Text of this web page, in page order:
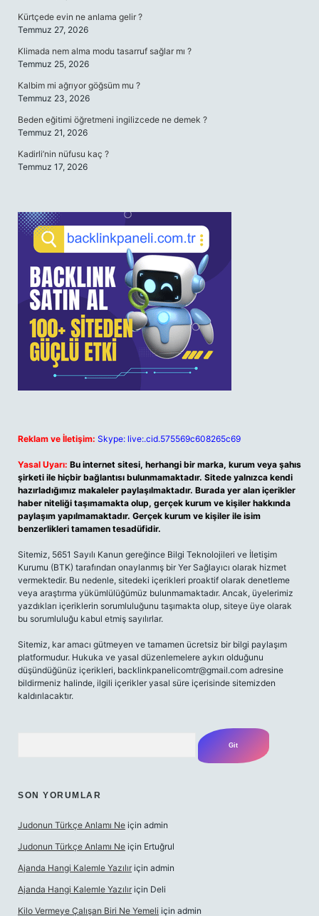
Kürtçede evin ne anlama gelir ?
Temmuz 27, 2026
Klimada nem alma modu tasarruf sağlar mı ?
Temmuz 25, 2026
Kalbim mi ağrıyor göğsüm mu ?
Temmuz 23, 2026
Beden eğitimi öğretmeni ingilizcede ne demek ?
Temmuz 21, 2026
Kadirli’nin nüfusu kaç ?
Temmuz 17, 2026
Reklam ve İletişim: Skype: live:.cid.575569c608265c69
Yasal Uyarı: Bu internet sitesi, herhangi bir marka, kurum veya şahıs
şirketi ile hiçbir bağlantısı bulunmamaktadır. Sitede yalnızca kendi
hazırladığımız makaleler paylaşılmaktadır. Burada yer alan içerikler
haber niteliği taşımamakta olup, gerçek kurum ve kişiler hakkında
paylaşım yapılmamaktadır. Gerçek kurum ve kişiler ile isim
benzerlikleri tamamen tesadüfidir.
Sitemiz, 5651 Sayılı Kanun gereğince Bilgi Teknolojileri ve İletişim
Kurumu (BTK) tarafından onaylanmış bir Yer Sağlayıcı olarak hizmet
vermektedir. Bu nedenle, sitedeki içerikleri proaktif olarak denetleme
veya araştırma yükümlülüğümüz bulunmamaktadır. Ancak, üyelerimiz
yazdıkları içeriklerin sorumluluğunu taşımakta olup, siteye üye olarak
bu sorumluluğu kabul etmiş sayılırlar.
Sitemiz, kar amacı gütmeyen ve tamamen ücretsiz bir bilgi paylaşım
platformudur. Hukuka ve yasal düzenlemelere aykırı olduğunu
düşündüğünüz içerikleri, backlinkpanelicomtr@gmail.com adresine
bildirmeniz halinde, ilgili içerikler yasal süre içerisinde sitemizden
kaldırılacaktır.
SON YORUMLAR
Judonun Türkçe Anlamı Ne için admin
Judonun Türkçe Anlamı Ne için Ertuğrul
Ajanda Hangi Kalemle Yazılır için admin
Ajanda Hangi Kalemle Yazılır için Deli
Kilo Vermeye Çalışan Biri Ne Yemeli için admin